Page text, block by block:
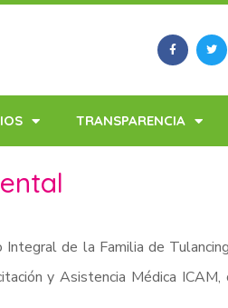
TRANSPARENCIA
de la Familia de
y Asistencia Médica